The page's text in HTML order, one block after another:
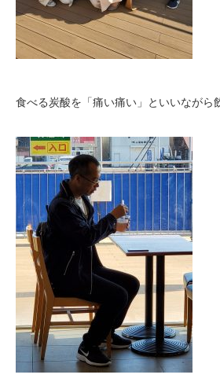
食べる炭酸を「痛い痛い」といいながら